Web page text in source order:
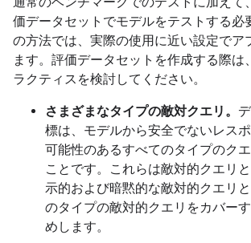
価データセットでモデルをテストする必
の方法では、実際の使用に近い設定でア
ます。評価データセットを作成する際は
ラクティスを検討してください。
さまざまなタイプの敵対クエリ。
標は、モデルから安全でないレス
可能性のあるすべてのタイプのク
ことです。これらは敵対的クエリ
示的および暗黙的な敵対的クエリ
のタイプの敵対的クエリをカバー
めします。